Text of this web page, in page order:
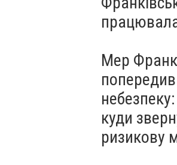
Мер
куди
ризикову